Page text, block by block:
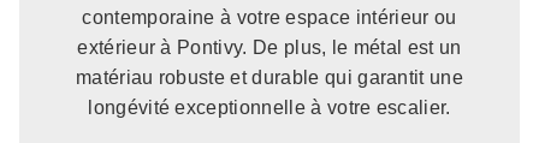
contemporaine à votre espace intérieur ou
extérieur à Pontivy. De plus, le métal est un
matériau robuste et durable qui garantit une
longévité exceptionnelle à votre escalier.